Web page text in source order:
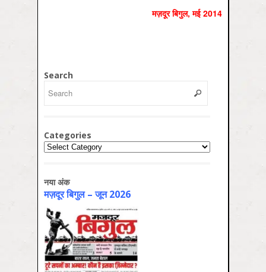
मज़दूर बिगुल,मई2014
Search
Categories
Categories
नया अंक
मज़दूर बिगुल – जून 2026